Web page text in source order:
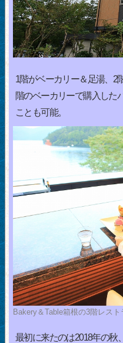
1階がベーカリー＆足湯、2
階のベーカリーで購入した
ことも可能。
Bakery＆Table箱根の3階レスト
最初に来たのは2018年の秋